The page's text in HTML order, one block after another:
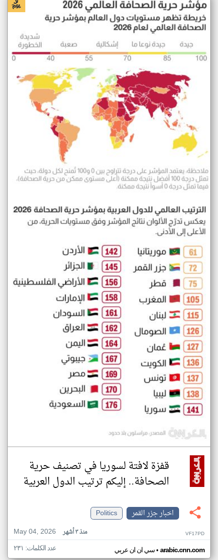
قفزة لافتة لسوريا في تصنيف حرية
الصحافة.. إليكم ترتيب الدول العربية
اخبار جزر القمر
Politics
May 04, 2026
منذ ٣ أشهر VF17PD
سي ان ان عربي• arabic.cnn.com عدد الكلمات: ٢٣١